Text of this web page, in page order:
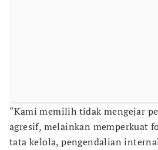
“Kami memilih tidak mengejar
agresif, melainkan memperkuat
tata kelola, pengendalian